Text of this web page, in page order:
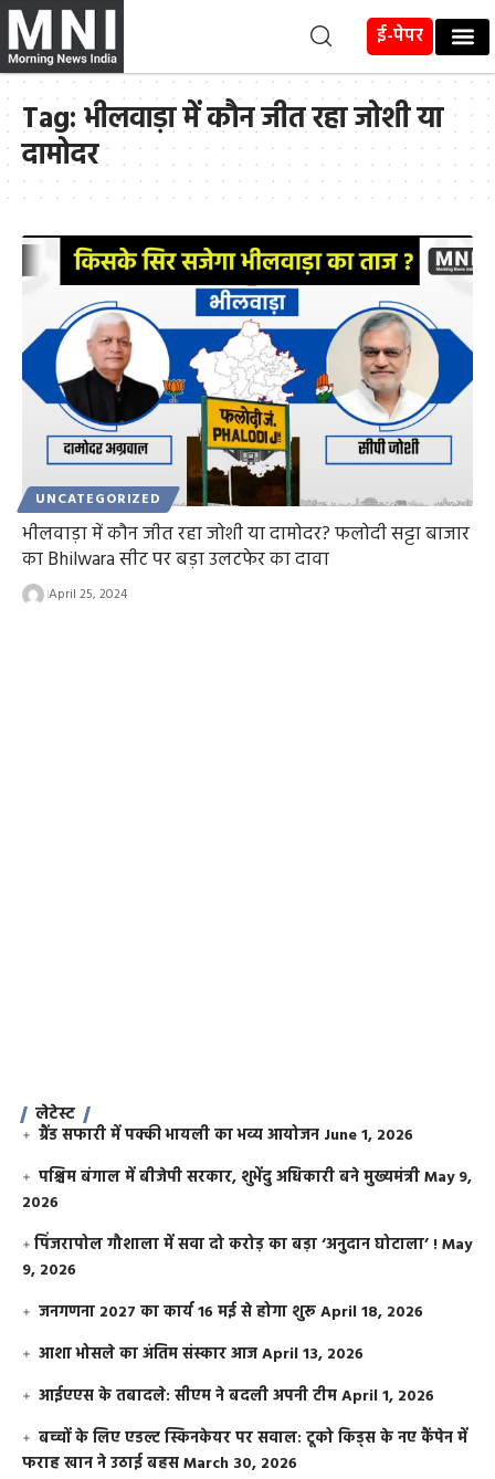
ई-पेपर
Tag:भीलवाड़ा में कौन जीत रहा जोशी या
दामोदर
UNCATEGORIZED
भीलवाड़ा में कौन जीत रहा जोशी या दामोदर? फलोदी सट्टा बाजार
का Bhilwara सीट पर बड़ा उलटफेर का दावा
April 25, 2024
लेटेस्ट
ग्रैंड सफारी में पक्की भायली का भव्य आयोजन June 1, 2026
पश्चिम बंगाल में बीजेपी सरकार, शुभेंदु अधिकारी बने मुख्यमंत्रीMay 9,
2026
​पिंजरापोल गौशाला में सवा दो करोड़ का बड़ा ‘अनुदान घोटाला’ !May
9, 2026
जनगणना 2027 का कार्य 16 मई से होगा शुरूApril 18, 2026
आशा भोसले का अंतिम संस्कार आजApril 13, 2026
आईएएस के तबादले: सीएम ने बदली अपनी टीमApril 1, 2026
बच्चों के लिए एडल्ट स्किनकेयर पर सवाल: टूको किड्स के नए कैंपेन में
फराह खान ने उठाई बहसMarch 30, 2026